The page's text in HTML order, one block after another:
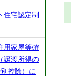
住宅認定制
用家屋等確
譲渡所得の
控除）に